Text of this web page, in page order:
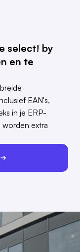
select! by
en te
EAN's,
in je ERP-
extra